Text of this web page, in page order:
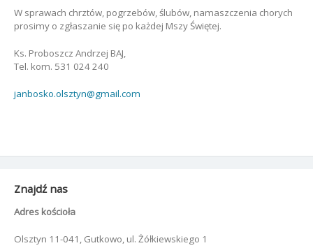
W sprawach chrztów, pogrzebów, ślubów, namaszczenia chorych
prosimy o zgłaszanie się po każdej Mszy Świętej.
Ks. Proboszcz Andrzej BAJ,
Tel. kom. 531 024 240
janbosko.olsztyn@gmail.com
Znajdź nas
Adres kościoła
Olsztyn 11-041, Gutkowo, ul. Żółkiewskiego 1